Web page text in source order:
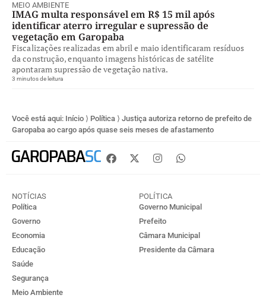
MEIO AMBIENTE
IMAG multa responsável em R$ 15 mil após
identificar aterro irregular e supressão de
vegetação em Garopaba
Fiscalizações realizadas em abril e maio identificaram resíduos
da construção, enquanto imagens históricas de satélite
apontaram supressão de vegetação nativa.
3 minutos de leitura
Você está aqui: Início ⟩ Política ⟩ Justiça autoriza retorno de prefeito de
Garopaba ao cargo após quase seis meses de afastamento
NOTÍCIAS
Política
Governo
Economia
Educação
Saúde
Segurança
Meio Ambiente
POLÍTICA
Governo Municipal
Prefeito
Câmara Municipal
Presidente da Câmara